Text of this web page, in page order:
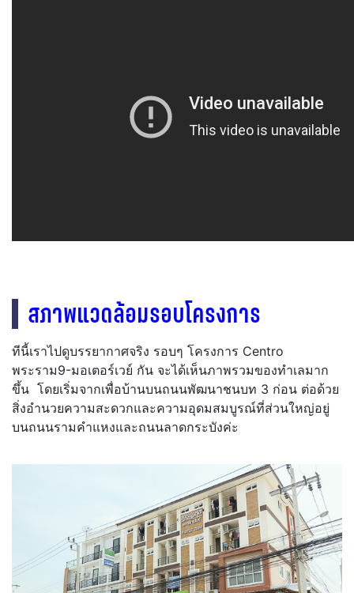
สภาพแวดล้อมรอบโครงการ
ทีนี้เราไปดูบรรยากาศจริง รอบๆ โครงการ Centro
พระราม9-มอเตอร์เวย์ กัน จะได้เห็นภาพรวมของทำเลมาก
ขึ้น โดยเริ่มจากเพื่อบ้านบนถนนพัฒนาชนบท 3 ก่อน ต่อด้วย
สิ่งอำนวยความสะดวกและความอุดมสมบูรณ์ที่ส่วนใหญ่อยู่
บนถนนรามคำแหงและถนนลาดกระบังค่ะ